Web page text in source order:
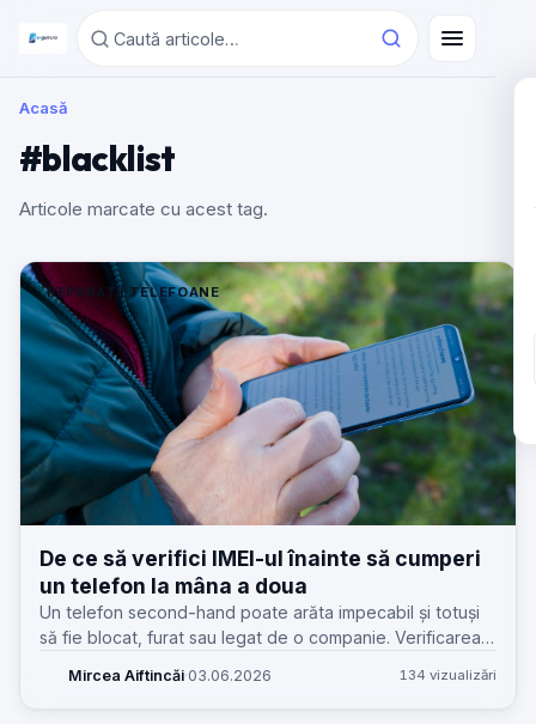
Acasă
#blacklist
Articole marcate cu acest tag.
REPARAȚII TELEFOANE
De ce să verifici IMEI-ul înainte să cumperi
un telefon la mâna a doua
Un telefon second-hand poate arăta impecabil și totuși
să fie blocat, furat sau legat de o companie. Verificarea
Mircea Aiftincăi·03.06.2026 134 vizualizări